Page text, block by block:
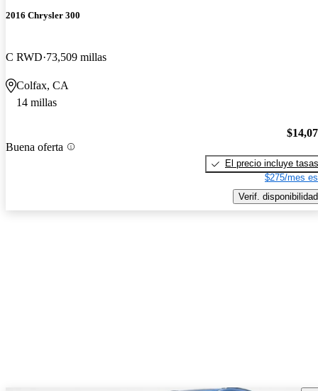
2016 Chrysler 300
C RWD 73,509 millas
Colfax, CA
14 millas
Buena oferta
El precio incluye tasas
$275/mes
Verif. disponibilidad